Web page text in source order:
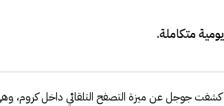
متكاملة.
كشفت جوجل عن ميزة التصفح التلقائي داخل كروم،